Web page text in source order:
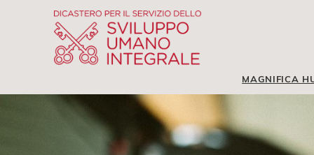
MAGNIFICA